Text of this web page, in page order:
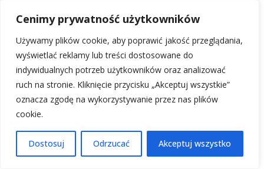
Cenimy prywatność użytkowników
Używamy plików cookie, aby poprawić jakość przeglądania,
wyświetlać reklamy lub treści dostosowane do
indywidualnych potrzeb użytkowników oraz analizować
ruch na stronie. Kliknięcie przycisku „Akceptuj wszystkie”
oznacza zgodę na wykorzystywanie przez nas plików
cookie.
Dostosuj Odrzucać Akceptuj wszystko
aranżacja
Organizacja szafy z ubraniami: triki i wskazówki na...
12 stycznia, 2026